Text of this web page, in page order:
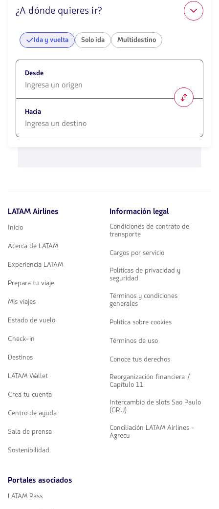
¿A dónde quieres ir?
Ida y vuelta Solo ida Multidestino
Desde
opciones
disponibles.
Usa
las
Hacia
para
LATAM Airlines
Inicio
Acerca de LATAM
Experiencia LATAM
Prepara tu viaje
Mis viajes
Estado de vuelo
Check-in
Destinos
LATAM Wallet
Crea tu cuenta
Centro de ayuda
Sala de prensa
Sostenibilidad
Información legal
Condiciones de contrato de
transporte
Cargos por servicio
Políticas de privacidad y
seguridad
Términos y condiciones
generales
Política sobre cookies
Términos de uso
Conoce tus derechos
Reorganización financiera /
Capítulo 11
Intercambio de slots Sao Paulo
(GRU)
Conciliación LATAM Airlines -
Agrecu
Portales asociados
LATAM Pass